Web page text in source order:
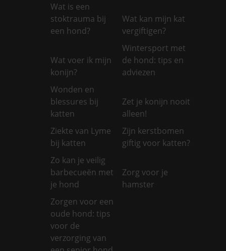
Wat is een
stoktrauma bij
een hond?
Wat kan mijn kat
vergiftigen?
Wat voer ik mijn
konijn?
Wintersport met
de hond: tips en
adviezen
Wonden en
blessures bij
katten
Zet je konijn nooit
alleen!
Ziekte van Lyme
bij katten
Zijn kerstbomen
giftig voor katten?
Zo kan je veilig
barbecueën met
je hond
Zorg voor je
hamster
Zorgen voor een
oude hond: tips
voor de
verzorging van